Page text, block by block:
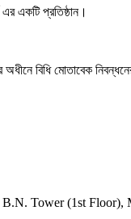
এর একটি প্রতিষ্ঠান।
অধীনে বিধি মোতাবেক
B.N. Tower (1st